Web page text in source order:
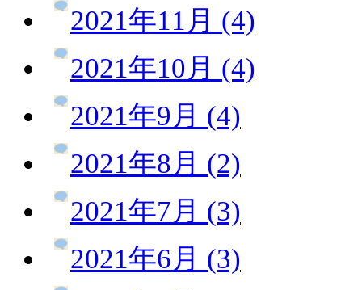
2021年11月 (4)
2021年10月 (4)
2021年9月 (4)
2021年8月 (2)
2021年7月 (3)
2021年6月 (3)